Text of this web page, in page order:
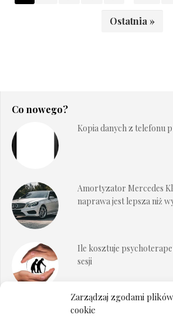
Zarządzaj zgodami plików
cookie
Ostatnia »
Co nowego?
Kopia danych z telefonu
Amortyzator Mercedes
naprawa jest lepsza niż
Ile kosztuje
sesji
Dokumenty do odbioru